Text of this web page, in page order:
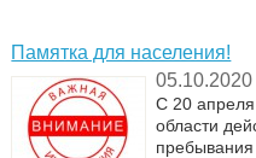
Памятка для населения!
05.10.2020
С 20 апреля
области